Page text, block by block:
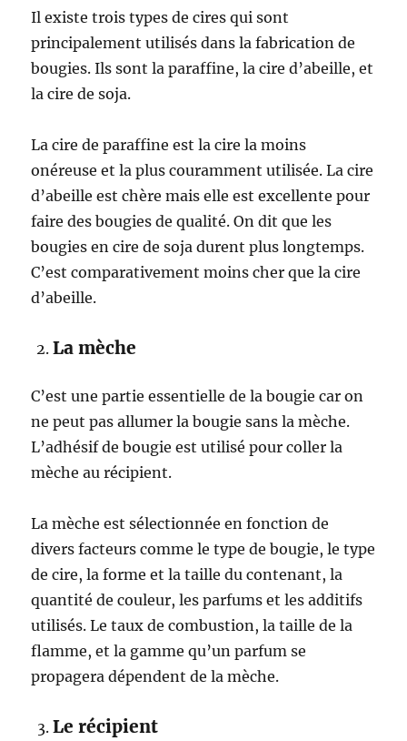
Il existe trois types de cires qui sont
principalement utilisés dans la fabrication de
bougies. Ils sont la paraffine, la cire d’abeille, et
la cire de soja.
La cire de paraffine est la cire la moins
onéreuse et la plus couramment utilisée. La cire
d’abeille est chère mais elle est excellente pour
faire des bougies de qualité. On dit que les
bougies en cire de soja durent plus longtemps.
C’est comparativement moins cher que la cire
d’abeille.
La mèche
C’est une partie essentielle de la bougie car on
ne peut pas allumer la bougie sans la mèche.
L’adhésif de bougie est utilisé pour coller la
mèche au récipient.
La mèche est sélectionnée en fonction de
divers facteurs comme le type de bougie, le type
de cire, la forme et la taille du contenant, la
quantité de couleur, les parfums et les additifs
utilisés. Le taux de combustion, la taille de la
flamme, et la gamme qu’un parfum se
propagera dépendent de la mèche.
Le récipient